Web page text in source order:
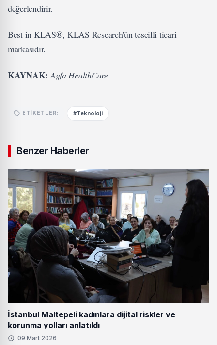
değerlendirir.
Best in KLAS®, KLAS Research'ün tescilli ticari
markasıdır.
KAYNAK:Agfa HealthCare
ETIKETLER: #Teknoloji
Benzer Haberler
İstanbul Maltepeli kadınlara dijital riskler ve
korunma yolları anlatıldı
09 Mart 2026